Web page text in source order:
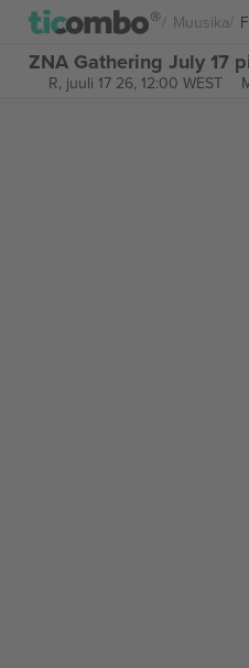
Muusika
ZNA Gathering July 17
R, juuli 17 26, 12:00 WEST